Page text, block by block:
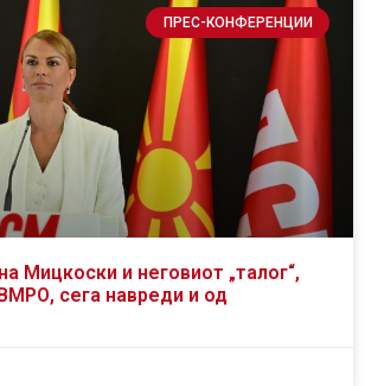
ПРЕС-КОНФЕРЕНЦИИ
Мицкоски и неговиот „талог“,
сега навреди и од